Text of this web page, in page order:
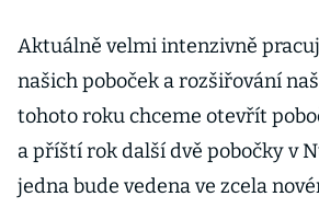
Aktuálně velmi intenzivně
našich poboček a rozšiřování
tohoto roku chceme otevřít
a příští rok další dvě pobočky v
jedna bude vedena ve zcela